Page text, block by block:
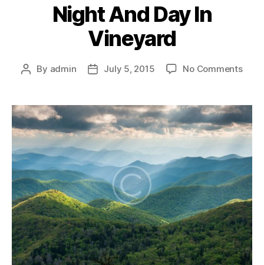
Night And Day In
Vineyard
Post
By admin
PostJuly 5, 2015 No Commentson
Day
In